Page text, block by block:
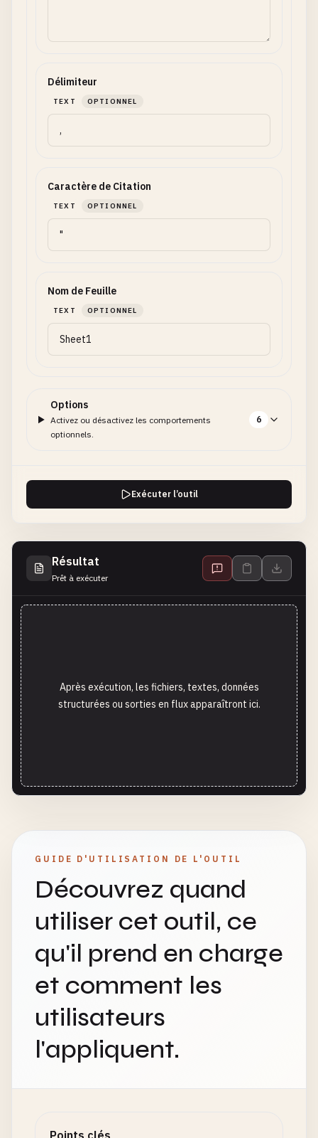
Délimiteur
TEXT OPTIONNEL
Caractère de Citation
TEXT OPTIONNEL
Nom de Feuille
TEXT OPTIONNEL
Options
Activez ou désactivez les comportements
optionnels.
6
Exécuter l’outil
Résultat
Prêt à exécuter
Après exécution, les fichiers, textes, données
structurées ou sorties en flux apparaîtront ici.
GUIDE D'UTILISATION DE L'OUTIL
Découvrez quand
utiliser cet outil, ce
qu'il prend en charge
et comment les
utilisateurs
l'appliquent.
Points clés